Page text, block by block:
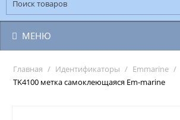
МЕНЮ
Главная / Идентификаторы / Emmarine /
TK4100 метка самоклеющаяся Em-marine